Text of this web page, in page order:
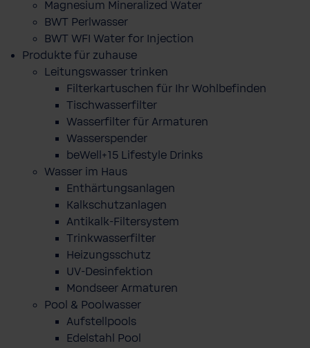
Magnesium Mineralized Water
BWT Perlwasser
BWT WFI Water for Injection
Produkte für zuhause
Leitungswasser trinken
Filterkartuschen für Ihr Wohlbefinden
Tischwasserfilter
Wasserfilter für Armaturen
Wasserspender
beWell+15 Lifestyle Drinks
Wasser im Haus
Enthärtungsanlagen
Kalkschutzanlagen
Antikalk-Filtersystem
Trinkwasserfilter
Heizungsschutz
UV-Desinfektion
Mondseer Armaturen
Pool & Poolwasser
Aufstellpools
Edelstahl Pool